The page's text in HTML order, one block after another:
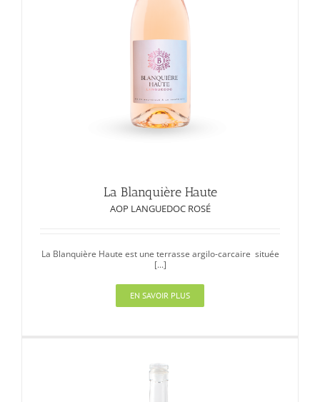
La Blanquière Haute
AOP LANGUEDOC ROSÉ
La Blanquière Haute est une terrasse argilo-carcaire située
[...]
EN SAVOIR PLUS